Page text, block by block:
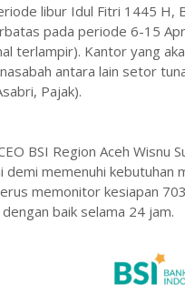
libur Idul Fitri 1445 H,
pada periode 6-15
terlampir). Kantor yang
antara lain setor
Pajak).
BSI Region Aceh
demi memenuhi kebutuhan
memonitor kesiapan
baik selama 24 jam.